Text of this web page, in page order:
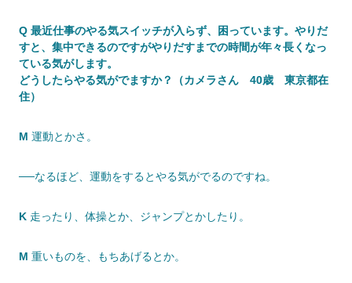
Q 最近仕事のやる気スイッチが入らず、困っています。やりだ
すと、集中できるのですがやりだすまでの時間が年々長くなっ
ている気がします。
どうしたらやる気がでますか？（カメラさん 40歳 東京都在
住）
M 運動とかさ。
──なるほど、運動をするとやる気がでるのですね。
K 走ったり、体操とか、ジャンプとかしたり。
M 重いものを、もちあげるとか。